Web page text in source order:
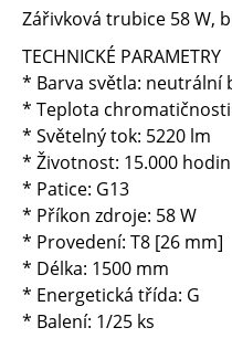
Zářivková trubice 58 W,
TECHNICKÉ PARAMETRY
* Barva světla: neutrální
* Teplota
* Světelný tok: 5220 lm
* Životnost: 15.000 hodin
* Patice: G13
* Příkon zdroje: 58 W
* Provedení: T8 [26 mm]
* Délka: 1500 mm
* Energetická třída: G
* Balení: 1/25 ks